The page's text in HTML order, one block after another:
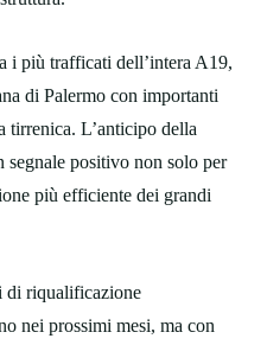
i più trafficati dell’intera A19,
di Palermo con importanti
tirrenica. L’anticipo della
segnale positivo non solo per
più efficiente dei grandi
di riqualificazione
nei prossimi mesi, ma con